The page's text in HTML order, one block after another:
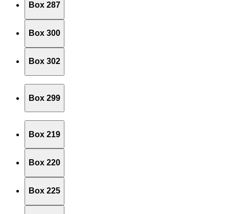
Box 287
Box 300
Box 302
Box 299
Box 219
Box 220
Box 225